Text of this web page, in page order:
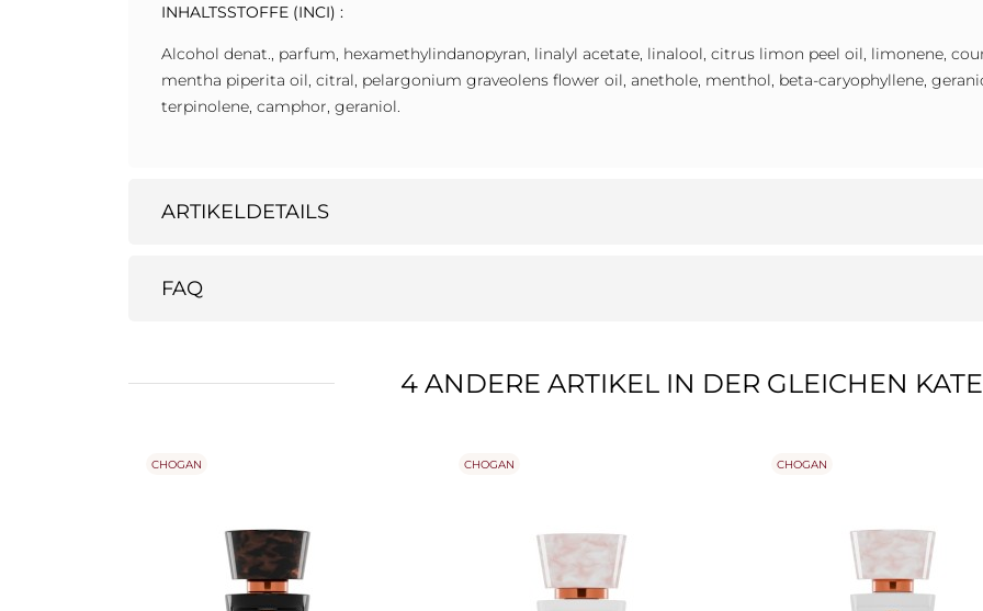
INHALTSSTOFFE (INCI) :
Alcohol denat., parfum, hexamethylindanopyran, linalyl acetate, linalool, citrus limon peel oil, limonene,
mentha piperita oil, citral, pelargonium graveolens flower oil, anethole, menthol, beta-caryophyllene,
terpinolene, camphor, geraniol.
ARTIKELDETAILS
FAQ
4 ANDERE ARTIKEL IN DER GLEICHEN
CHOGAN CHOGAN CHOGAN